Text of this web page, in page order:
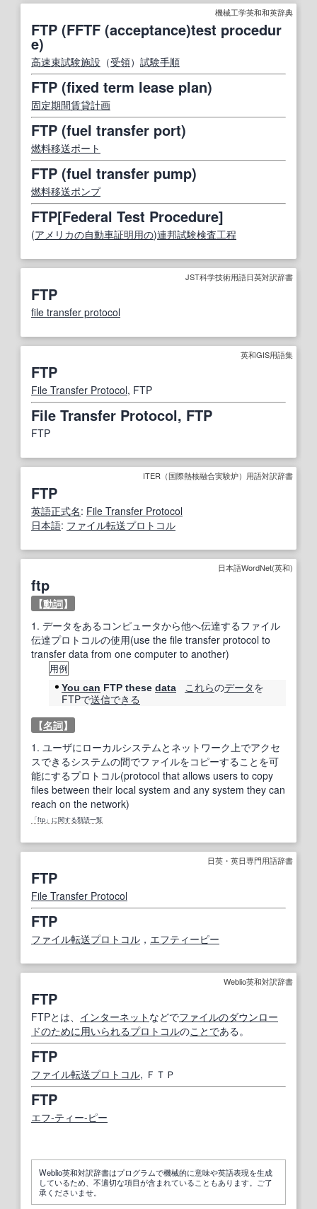
機械工学英和和英辞典
FTP (FFTF (acceptance)test procedur
e)
高速束試験施設 （受領） 試験手順
FTP (fixed term lease plan)
固定期間賃貸計画
FTP (fuel transfer port)
燃料移送ポート
FTP (fuel transfer pump)
燃料移送ポンプ
FTP[Federal Test Procedure]
(アメリカの自動車証明用の)連邦試験検査工程
JST科学技術用語日英対訳辞書
FTP
file transfer protocol
英和GIS用語集
FTP
File Transfer Protocol, FTP
File Transfer Protocol, FTP
FTP
ITER（国際熱核融合実験炉）用語対訳辞書
FTP
英語正式名: File Transfer Protocol
日本語: ファイル転送プロトコル
日本語WordNet(英和)
ftp
【動詞】
1. データをあるコンピュータから他へ伝達するファイル
伝達プロトコルの使用(use the file transfer protocol to
transfer data from one computer to another)
用例
You can FTP these data これらのデータを
FTPで送信できる
【名詞】
1. ユーザにローカルシステムとネットワーク上でアクセ
スできるシステムの間でファイルをコピーすることを可
能にするプロトコル(protocol that allows users to copy
files between their local system and any system they can
reach on the network)
「ftp」に関する類語一覧
日英・英日専門用語辞書
FTP
File Transfer Protocol
FTP
ファイル転送プロトコル ， エフティーピー
Weblio英和対訳辞書
FTP
FTPとは、 インターネット などでファイルのダウンロー
ドのために用いられるプロトコルのことである。
FTP
ファイル転送プロトコル, ＦＴＰ
FTP
エフ‐ティー‐ピー
Weblio英和対訳辞書はプログラムで機械的に意味や英語表現を生成
しているため、不適切な項目が含まれていることもあります。ご了
承くださいませ。